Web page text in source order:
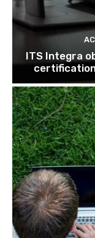
ITS Integra